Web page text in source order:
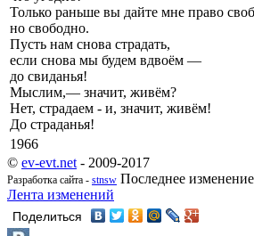
Только раньше вы дайте мне право
но свободно.
Пусть нам снова страдать,
если снова мы будем вдвоём —
до свиданья!
Мыслим,— значит, живём?
Нет, страдаем - и, значит, живём!
До страданья!
1966
© ev-evt.net - 2009-2017
Разработка сайта - stnsw Последнее
Лента изменений
Поделиться